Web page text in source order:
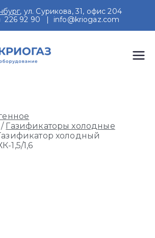
, ул. Сурикова, 31, офис 204
226 92 90 | info@kriogaz.com
Производство и поставки
/ Газификаторы холодные
холодный
1,5/1,6